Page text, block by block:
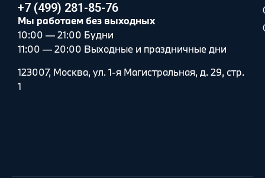
+7 (499) 281-85-76
Мы работаем без выходных
10:00 — 21:00 Будни
11:00 — 20:00 Выходные и праздничные дни
123007, Москва, ул. 1-я Магистральная, д. 29, стр.
1